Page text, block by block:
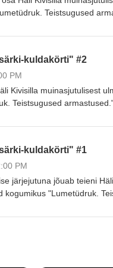
Teistsugused
kuldakörti" #2
PM
Kivisilla muinasjutulisest
Teistsugused
kuldakörti" #1
PM
järjejutuna jõuab teieni
kogumikus "Lumetüdruk.
Tumedadtunnid